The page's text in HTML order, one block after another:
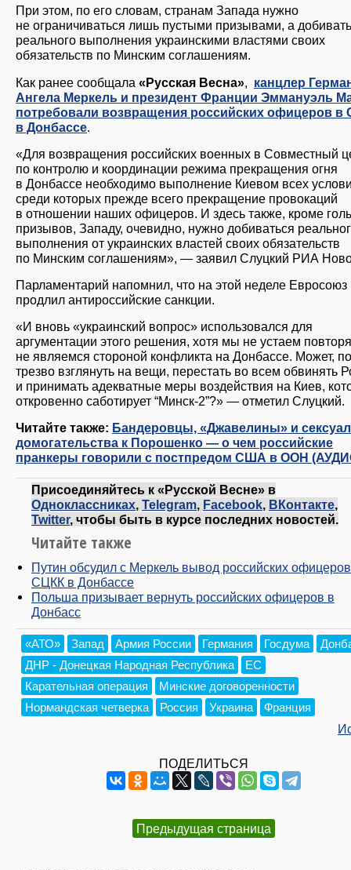
При этом, по его словам, странам Запада нужно
не ограничиваться лишь пустыми призывами, а
реального выполнения украинскими властями своих
обязательств по Минским соглашениям.
Как ранее сообщала «Русская Весна»
канцлер
Ангела Меркель и президент Франции Эммануэль
потребовали возвращения российских офицеров в
в Донбассе
«Для возвращения российских военных в Совместный
по контролю и координации режима прекращения огня
в Донбассе необходимо выполнение Киевом всех
среди которых прежде всего прекращение провокаций
в отношении наших офицеров. И здесь также, кроме
призывов, Западу, очевидно, нужно добиваться
выполнения от украинских властей своих обязательств
по Минским соглашениям», — заявил Слуцкий РИА
Парламентарий напомнил, что на этой неделе Евросоюз
продлил антироссийские санкции.
«И вновь «украинский вопрос» использовался для
аргументации этого решения, хотя мы не устаем
не являемся стороной конфликта на Донбассе. Может,
трезво взглянуть на вещи, перестать во всем обвинять
и принимать адекватные меры воздействия на Киев,
откровенно саботирует “Минск-2”?» — отметил Слуцкий.
Читайте также: Бандеровцы, «Джавелины» и
домогательства к Порошенко — о чем российские
пранкеры говорили с постпредом США в ООН
Присоединяйтесь к «Русской Весне» в
Одноклассниках Telegram Facebook ВКонтакте
Twitter, чтобы быть в курсе последних новостей.
Читайте также
Путин обсудил с Меркель вывод российских
СЦКК в Донбассе
Польша призывает вернуть российских офицеров в
Донбасс
«АТО» Запад Армия России Германия Госдума
ДНР - Донецкая Народная Республика
ЕС
Карательная операция
Минские договоренности
Нормандская четверка
Россия Украина Франция
ПОДЕЛИТЬСЯ
Предыдущая страница